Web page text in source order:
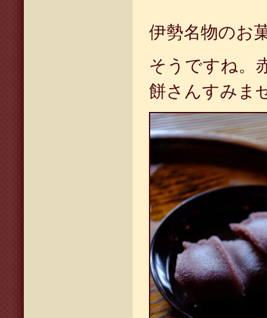
伊勢名物のお
そうですね。
餅さんすみま